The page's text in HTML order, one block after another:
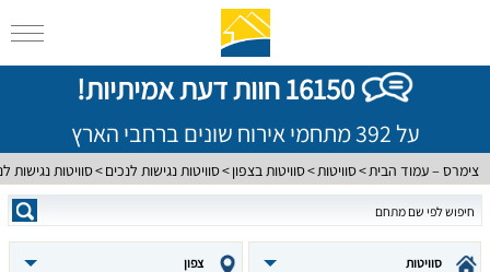
16150 חוות דעת אמיתיות!
על 392 מתחמי אירוח שונים ברחבי הארץ
צימרס – עמוד הבית סוויטות סוויטות בצפון סוויטות נגישות לנכים סוויטות נגישות
סוויטות צפון